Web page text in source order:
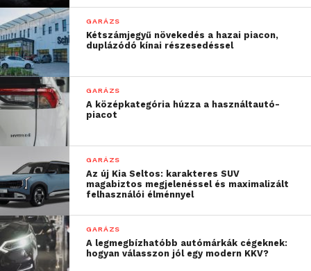
GARÁZS
Kétszámjegyű növekedés a hazai piacon,
duplázódó kínai részesedéssel
GARÁZS
A középkategória húzza a használtautó-
piacot
GARÁZS
Az új Kia Seltos: karakteres SUV
magabiztos megjelenéssel és maximalizált
felhasználói élménnyel
GARÁZS
A legmegbízhatóbb autómárkák cégeknek:
hogyan válasszon jól egy modern KKV?